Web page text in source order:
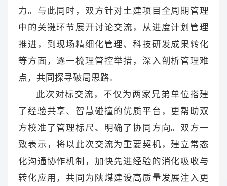
力。与此同时，双方针对土建项目全周期管理
中的关键环节展开讨论交流，从进度计划管理
推进，到现场精细化管理、科技研发成果转化
等方面，逐一梳理管控举措，深入剖析管理难
点，共同探寻破局思路。
此次对标交流，不仅为两家兄弟单位搭建
了经验共享、智慧碰撞的优质平台，更帮助双
方校准了管理标尺、明确了协同方向。双方一
致表示，将以此次交流为重要契机，建立常态
化沟通协作机制，加快先进经验的消化吸收与
转化应用，共同为陕煤建设高质量发展注入更